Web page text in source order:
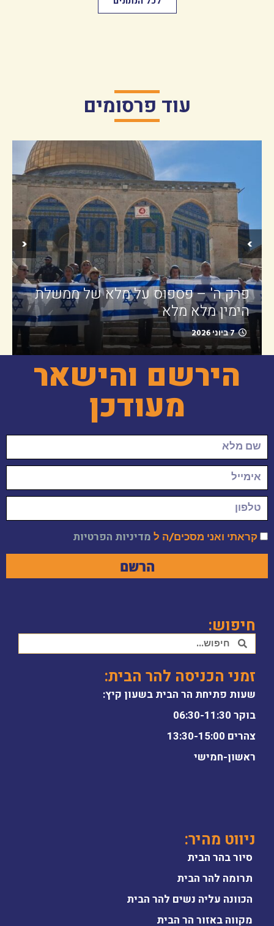
עוד פרסומים
פרק ה' – פספוס על מלא של ממשלת
הימין מלא מלא
7 ביוני 2026
‹ ›
הירשם והישאר
מעודכן
קראתי ואני מסכים/ה ל מדיניות הפרטיות
הרשם
חיפוש:
זמני הכניסה להר הבית:
שעות פתיחת הר הבית בשעון קיץ:
בוקר 06:30-11:30
צהרים 13:30-15:00
ראשון-חמישי
ניווט מהיר:
סיור בהר הבית
תרומה להר הבית
הכוונה עליה נשים להר הבית
מקווה באזור הר הבית